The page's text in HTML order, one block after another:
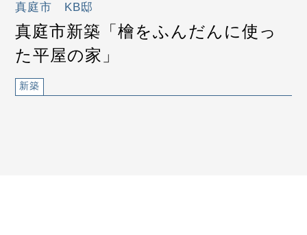
真庭市 KB邸
真庭市新築「檜をふんだんに使っ
た平屋の家」
新築